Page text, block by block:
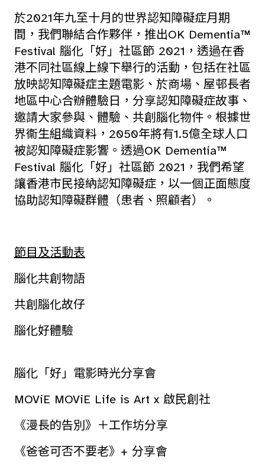
於2021年九至十月的世界認知障礙症月期
間，我們聯結合作夥伴，推出OK Dementia™
Festival 腦化「好」社區節 2021，透過在香
港不同社區線上線下舉行的活動，包括在社區
放映認知障礙症主題電影、於商場、屋邨長者
地區中心合辦體驗日，分享認知障礙症故事、
邀請大家參與、體驗、共創腦化物件。根據世
界衞生組織資料，2050年將有1.5億全球人口
被認知障礙症影響。透過OK Dementia™
Festival 腦化「好」社區節 2021，我們希望
讓香港市民接納認知障礙症，以一個正面態度
協助認知障礙群體（患者、照顧者）。
節目及活動表
腦化共創物語
共創腦化故仔
腦化好體驗
腦化「好」電影時光分享會
MOViE MOViE Life is Art x 啟民創社
《漫長的告別》＋工作坊分享
《爸爸可否不要老》+ 分享會